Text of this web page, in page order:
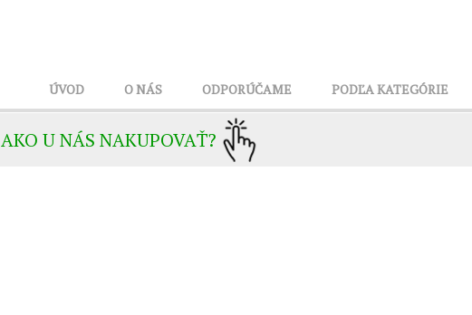
ÚVOD O NÁS ODPORÚČAME PODĽA KATEGÓRIE
AKO U NÁS NAKUPOVAŤ?